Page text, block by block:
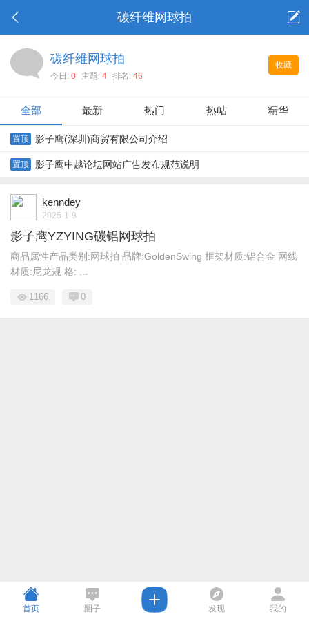
碳纤维网球拍
收藏
碳纤维网球拍
今日: 0 主题: 4 排名: 46
全部 最新 热门 热帖 精华
置顶 影子鹰(深圳)商贸有限公司介绍
置顶 影子鹰中越论坛网站广告发布规范说明
kenndey
2025-1-9
影子鹰YZYING碳铝网球拍
商品属性产品类别:网球拍 品牌:GoldenSwing 框架材质:铝合金 网线
材质:尼龙规 格: ...
1166 0
首页 圈子 发现 我的